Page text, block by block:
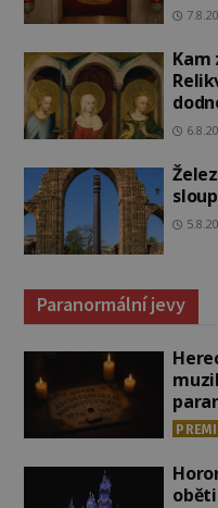
Kam
Paranormální jevy